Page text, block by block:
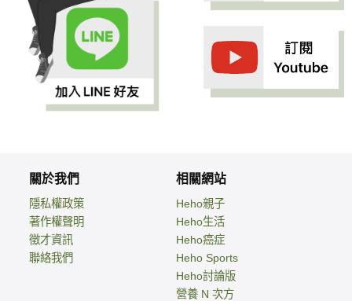
關於我們
隱私權政策
著作權聲明
徵才資訊
聯絡我們
相關網站
Heho親子
Heho生活
Heho癌症
Heho Sports
Heho討論版
營養 N 次方